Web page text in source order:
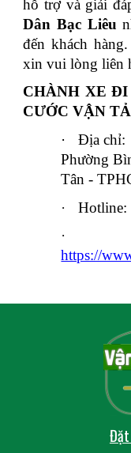
hỗ trợ và giải
Dân Bạc Liêu
đến khách
xin vui lòng liên
CHÀNH XE
CƯỚC VẬN
·
Địa chỉ:
Phường
Tân -
·
Hotline:
·
https://